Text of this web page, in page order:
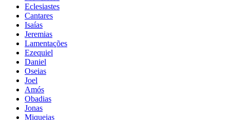
Eclesiastes
Cantares
Isaías
Jeremias
Lamentações
Ezequiel
Daniel
Oseias
Joel
Amós
Obadias
Jonas
Miqueias